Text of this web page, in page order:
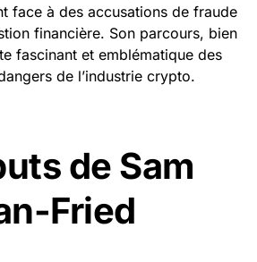
face à des accusations de fraude
financière. Son parcours, bien
fascinant et emblématique des
de l’industrie crypto.
de Sam
Fried